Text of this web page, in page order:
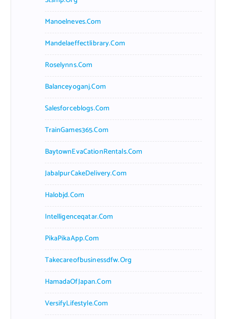
Manoelneves.com
Mandelaeffectlibrary.com
Roselynns.com
Balanceyoganj.com
Salesforceblogs.com
TrainGames365.com
BaytownEvaCationRentals.com
JabalpurCakeDelivery.com
Halobjd.com
Intelligenceqatar.com
PikaPikaApp.com
Takecareofbusinessdfw.org
HamadaOfJapan.com
VersifyLifestyle.com